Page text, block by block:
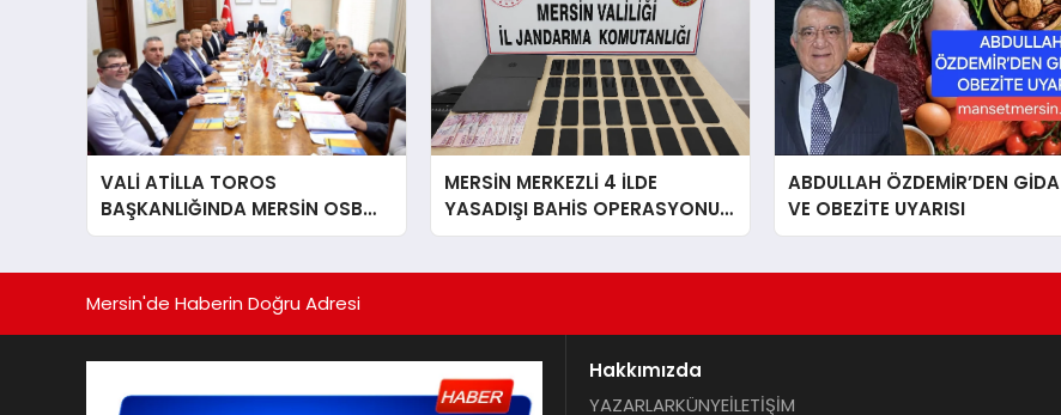
VALİ ATİLLA TOROS
BAŞKANLIĞINDA MERSİN OSB
MÜTEŞEBBİS HEYETİ TOPLANDI
MERSİN MERKEZLİ 4 İLDE
YASADIŞI BAHİS OPERASYONU:
21 GÖZALTI
ABDULLAH ÖZDEMİR’DEN GİDA
VE OBEZİTE UYARISI
Mersin'de Haberin Doğru Adresi
Hakkımızda
YAZARLARKÜNYEİLETİŞİM